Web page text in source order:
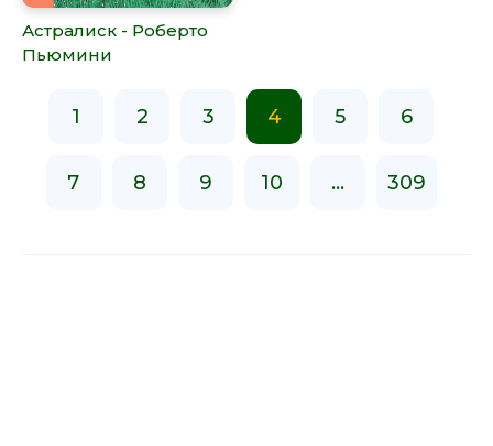
Астралиск - Роберто
Пьюмини
1 2 3 4 5 6
7 8 9 10 ... 309